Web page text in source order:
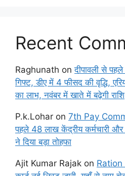
Recent
Raghunath onदीपावली से पहले
गिफ्ट, डीए में 4 फीसद की वृद्धि,
का लाभ, नवंबर में खाते में बढ़ेगी राशि
P.k.Lohar on 7th Pay
पहले 48 लाख केंद्रीय कर्मचारी
ने दिया बड़ा तोहफा
Ajit Kumar Rajak on Ration